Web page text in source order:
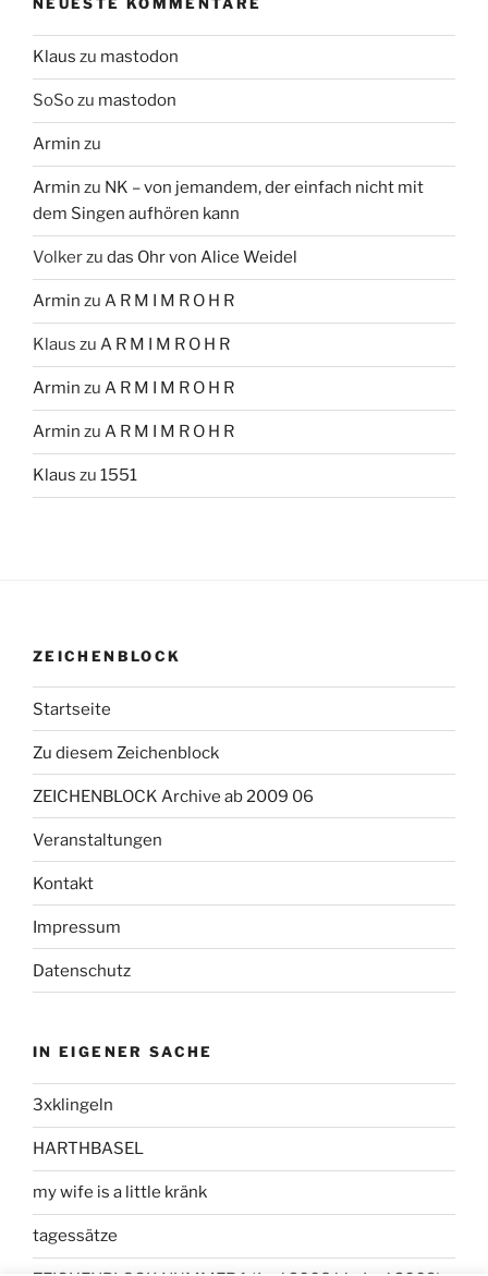
NEUESTE KOMMENTARE
Klaus zu mastodon
SoSozu mastodon
Armin zu
Armin zu NK – von jemandem, der einfach nicht mit
dem Singen aufhören kann
Volkerzu das Ohr von Alice Weidel
Armin zu A R M I M R O H R
Klaus zu A R M I M R O H R
Armin zu A R M I M R O H R
Armin zu A R M I M R O H R
Klaus zu 1551
ZEICHENBLOCK
Startseite
Zu diesem Zeichenblock
ZEICHENBLOCK Archive ab 2009 06
Veranstaltungen
Kontakt
Impressum
Datenschutz
IN EIGENER SACHE
3xklingeln
HARTHBASEL
my wife is a little kränk
tagessätze